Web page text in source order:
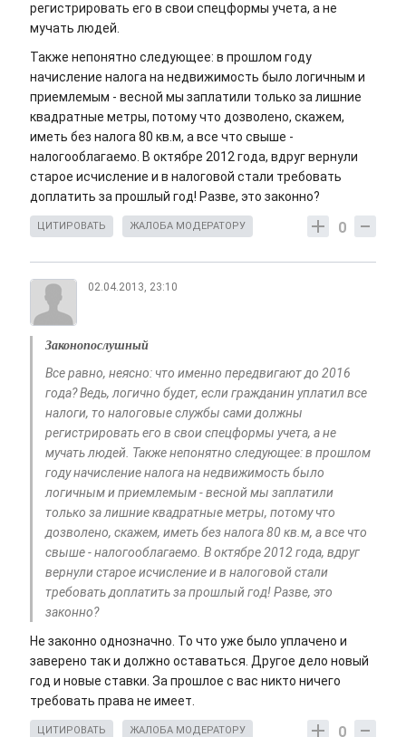
регистрировать его в свои спецформы учета, а не
мучать людей.
Также непонятно следующее: в прошлом году
начисление налога на недвижимость было логичным и
приемлемым - весной мы заплатили только за лишние
квадратные метры, потому что дозволено, скажем,
иметь без налога 80 кв.м, а все что свыше -
налогооблагаемо. В октябре 2012 года, вдруг вернули
старое исчисление и в налоговой стали требовать
доплатить за прошлый год! Разве, это законно?
0
ЦИТИРОВАТЬ ЖАЛОБА МОДЕРАТОРУ
02.04.2013, 23:10
Законопослушный
Все равно, неясно: что именно передвигают до 2016
года? Ведь, логично будет, если гражданин уплатил все
налоги, то налоговые службы сами должны
регистрировать его в свои спецформы учета, а не
мучать людей. Также непонятно следующее: в прошлом
году начисление налога на недвижимость было
логичным и приемлемым - весной мы заплатили
только за лишние квадратные метры, потому что
дозволено, скажем, иметь без налога 80 кв.м, а все что
свыше - налогооблагаемо. В октябре 2012 года, вдруг
вернули старое исчисление и в налоговой стали
требовать доплатить за прошлый год! Разве, это
законно?
Не законно однозначно. То что уже было уплачено и
заверено так и должно оставаться. Другое дело новый
год и новые ставки. За прошлое с вас никто ничего
требовать права не имеет.
0
ЦИТИРОВАТЬ ЖАЛОБА МОДЕРАТОРУ